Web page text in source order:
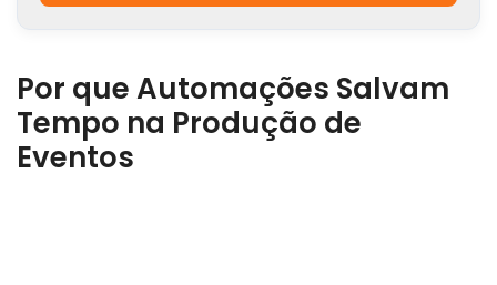
Por que Automações Salvam
Tempo na Produção de
Eventos